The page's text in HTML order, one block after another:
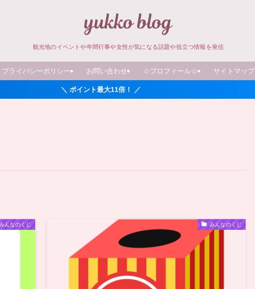
観光地のイベントや年間行事や女性が気になる話題や役立つ情報を発信
プライバシーポリシー お問い合わせ ☆プロフィール☆ サイトマップ
＼ ポイント最大11倍！ ／
んなのくじ みんなのくじ